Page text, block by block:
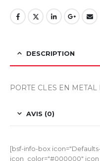
DESCRIPTION
PORTE CLES EN
AVIS (0)
[bsf-info-box
icon_color="#000000"